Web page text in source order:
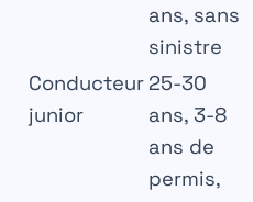
ans, sans
sinistre
Conducteur
junior
25-30
ans, 3-8
ans de
permis,